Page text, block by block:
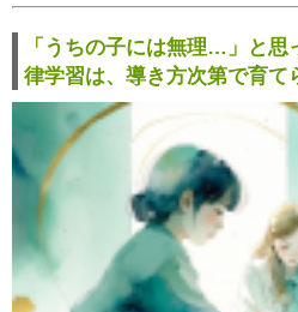
「うちの子には無理…」と
律学習は、導き方次第で育て